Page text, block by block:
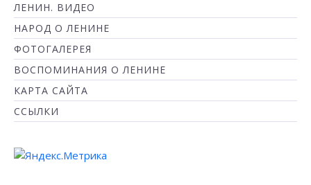
ЛЕНИН. ВИДЕО
НАРОД О ЛЕНИНЕ
ФОТОГАЛЕРЕЯ
ВОСПОМИНАНИЯ О ЛЕНИНЕ
КАРТА САЙТА
ССЫЛКИ